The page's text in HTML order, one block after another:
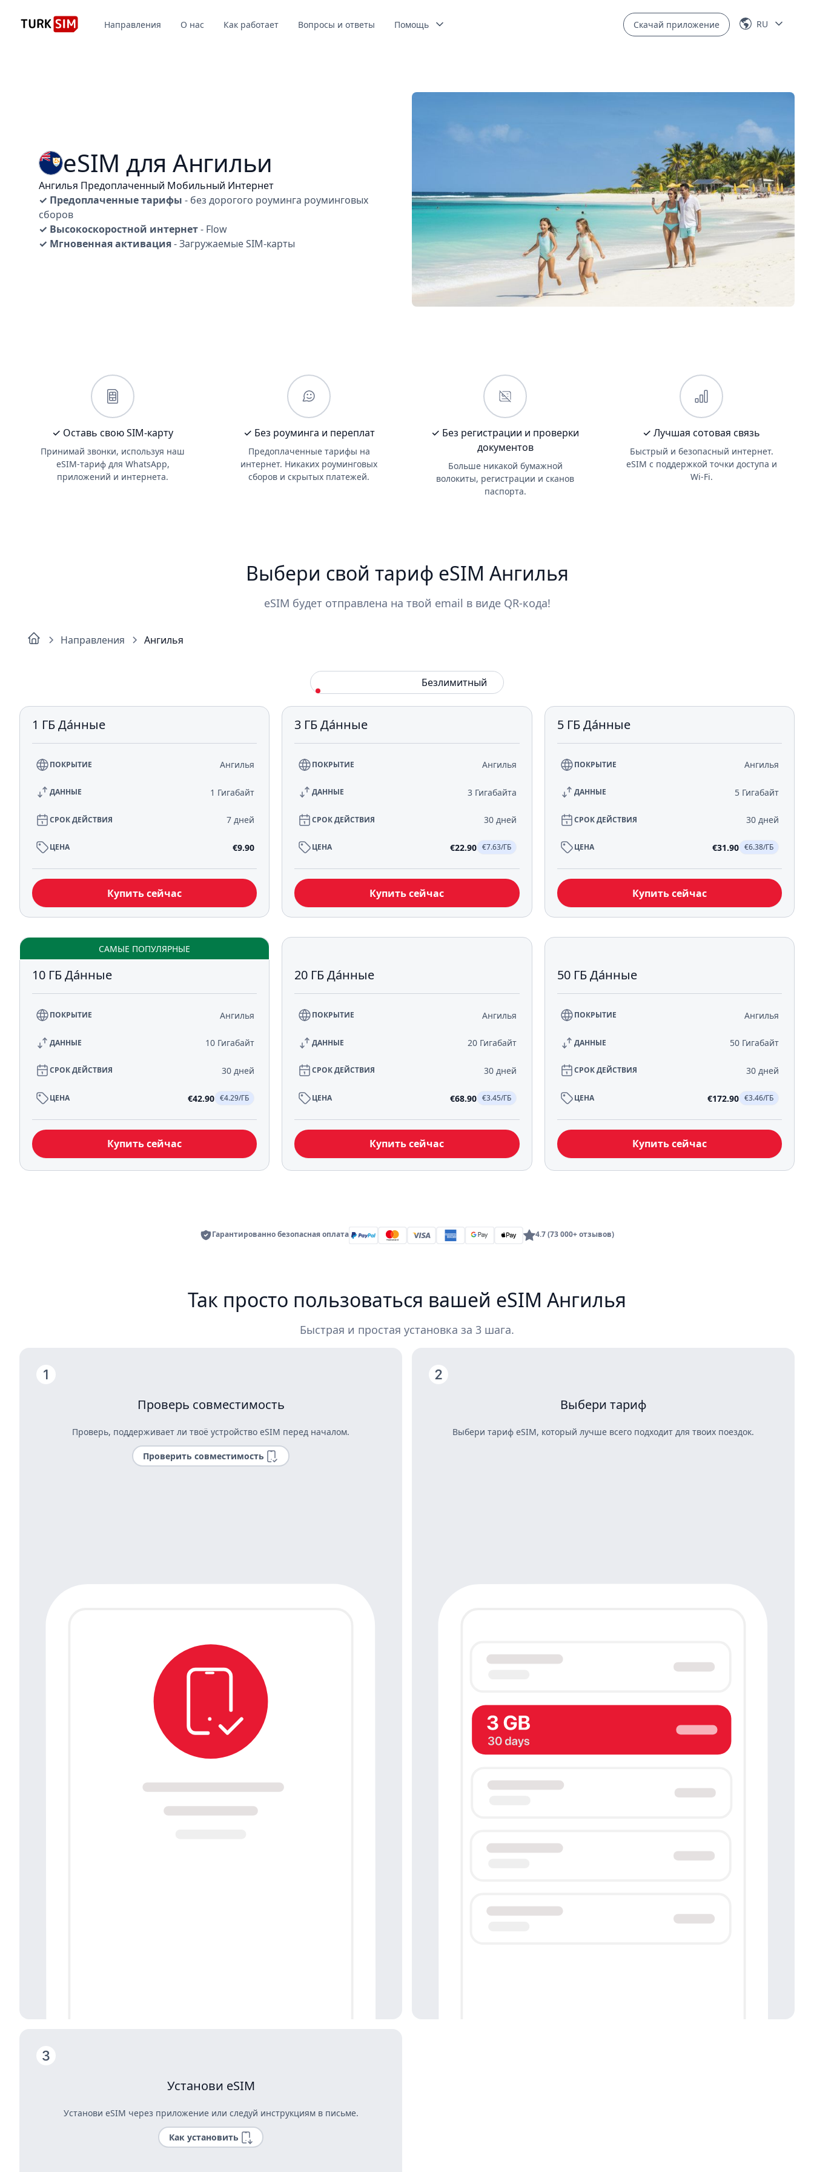
Направления О нас Как работает Вопросы и ответы Помощь Скачай приложение RU
eSIM для Ангильи
Ангилья Предоплаченный Мобильный Интернет
✓ Предоплаченные тарифы - без дорогого роуминга роуминговых
сборов
✓ Высокоскоростной интернет- Flow
✓ Мгновенная активация- Загружаемые SIM-карты
✓ Оставь свою SIM-карту
Принимай звонки, используя наш
eSIM-тариф для WhatsApp,
приложений и интернета.
✓ Без роуминга и переплат
Предоплаченные тарифы на
интернет. Никаких роуминговых
сборов и скрытых платежей.
✓ Без регистрации и проверки
документов
Больше никакой бумажной
волокиты, регистрации и сканов
паспорта.
✓ Лучшая сотовая связь
Быстрый и безопасный интернет.
eSIM с поддержкой точки доступа и
Wi-Fi.
Выбери свой тариф eSIM Ангилья
eSIM будет отправлена на твой email в виде QR-кода!
Направления Ангилья
Безлимитный
1 ГБ Да́нные
ПОКРЫТИЕ Ангилья
ДАННЫЕ 1 Гигабайт
СРОК ДЕЙСТВИЯ 7 дней
ЦЕНА €9.90
Купить сейчас
3 ГБ Да́нные
ПОКРЫТИЕ Ангилья
ДАННЫЕ 3 Гигабайта
СРОК ДЕЙСТВИЯ 30 дней
ЦЕНА €22.90 €7.63/ГБ
Купить сейчас
5 ГБ Да́нные
ПОКРЫТИЕ Ангилья
ДАННЫЕ 5 Гигабайт
СРОК ДЕЙСТВИЯ 30 дней
ЦЕНА €31.90 €6.38/ГБ
Купить сейчас
САМЫЕ ПОПУЛЯРНЫЕ
10 ГБ Да́нные
ПОКРЫТИЕ Ангилья
ДАННЫЕ 10 Гигабайт
СРОК ДЕЙСТВИЯ 30 дней
ЦЕНА €42.90 €4.29/ГБ
Купить сейчас
20 ГБ Да́нные
ПОКРЫТИЕ Ангилья
ДАННЫЕ 20 Гигабайт
СРОК ДЕЙСТВИЯ 30 дней
ЦЕНА €68.90 €3.45/ГБ
Купить сейчас
50 ГБ Да́нные
ПОКРЫТИЕ Ангилья
ДАННЫЕ 50 Гигабайт
СРОК ДЕЙСТВИЯ 30 дней
ЦЕНА €172.90 €3.46/ГБ
Купить сейчас
Гарантированно безопасная оплата 4.7 (73 000+ отзывов)
Так просто пользоваться вашей eSIM Ангилья
Быстрая и простая установка за 3 шага.
Проверь совместимость
Проверь, поддерживает ли твоё устройство eSIM перед началом.
Проверить совместимость
Выбери тариф
Выбери тариф eSIM, который лучше всего подходит для твоих поездок.
Установи eSIM
Установи eSIM через приложение или следуй инструкциям в письме.
Как установить